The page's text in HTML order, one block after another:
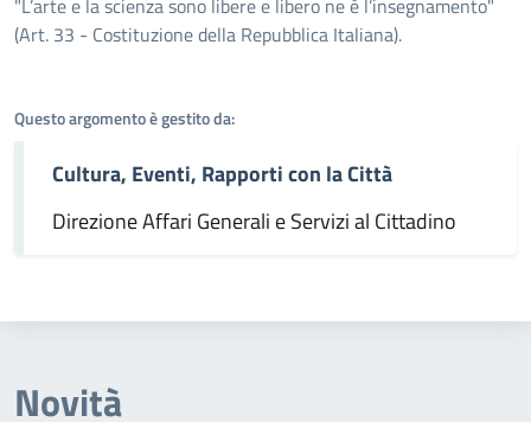
Dettagli dell'argomento
(Art. 33 - Costituzione della Repubblica Italiana).
Questo argomento è gestito da:
Cultura, Eventi, Rapporti con la Città
Direzione Affari Generali e Servizi al Cittadino
Novità